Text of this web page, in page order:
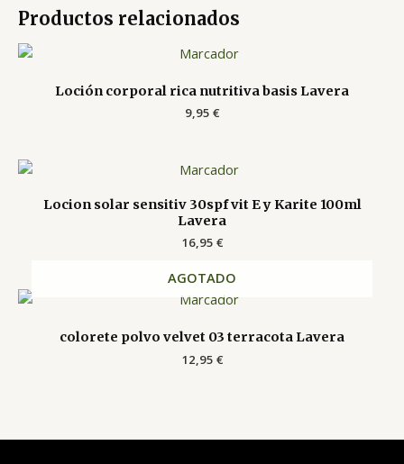
Productos relacionados
Loción corporal rica nutritiva basis Lavera
9,95 €
Locion solar sensitiv 30spf vit E y Karite 100ml
Lavera
16,95 €
AGOTADO
colorete polvo velvet 03 terracota Lavera
12,95 €